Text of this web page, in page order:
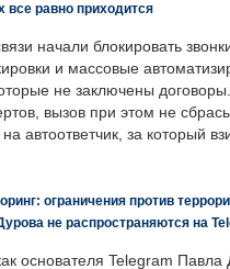
все равно приходится
начали блокировать
и массовые
не заключены
вызов при этом не
автоответчик, за который
ограничения против
не распространяются на
основателя Telegram Павла